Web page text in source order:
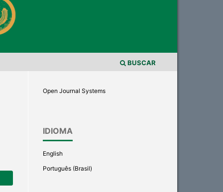
BUSCAR
Open Journal Systems
IDIOMA
English
Português (Brasil)